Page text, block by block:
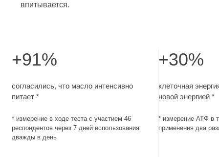
впитывается.
+91%
согласились, что масло интенсивно
питает *
* измерение в ходе теста с участием 46
респондентов через 7 дней использования
дважды в день
+30%
клеточная
новой энергией *
* измерение АТФ в
применения два